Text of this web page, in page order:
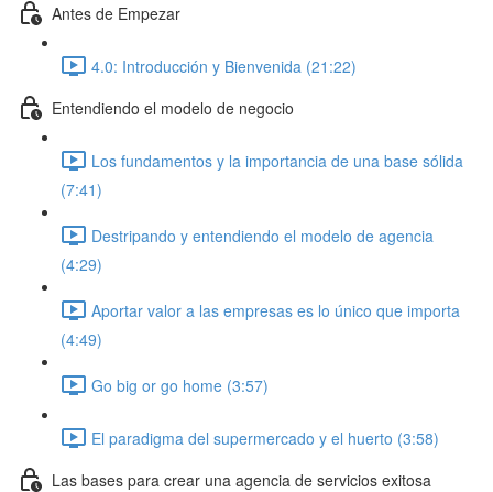
Antes de Empezar
4.0: Introducción y Bienvenida (21:22)
Entendiendo el modelo de negocio
Los fundamentos y la importancia de una base sólida
(7:41)
Destripando y entendiendo el modelo de agencia
(4:29)
Aportar valor a las empresas es lo único que importa
(4:49)
Go big or go home (3:57)
El paradigma del supermercado y el huerto (3:58)
Las bases para crear una agencia de servicios exitosa